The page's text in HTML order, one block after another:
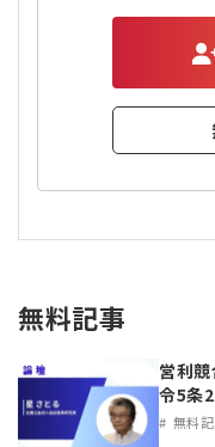
無料記事
営利
令5条
無料